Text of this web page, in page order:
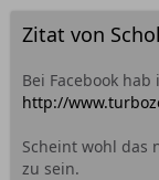
Zitat von
Bei Facebook
http://
Scheint wohl das
zu sein.